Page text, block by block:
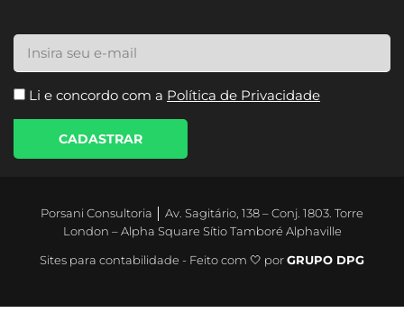
Política de Privacidade
London – Alpha Square Sítio Tamboré Alphaville